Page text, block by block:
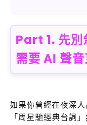
Part 1. 先
需要 AI 聲音
如果你曾經在夜深
「周星馳經典台詞